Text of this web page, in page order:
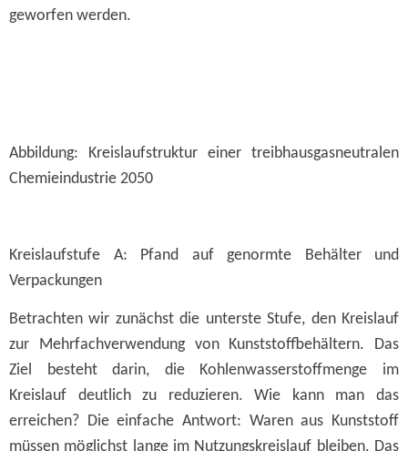
geworfen werden.
Abbildung: Kreislaufstruktur einer treibhausgasneutralen
Chemieindustrie 2050
Kreislaufstufe A: Pfand auf genormte Behälter und
Verpackungen
Betrachten wir zunächst die unterste Stufe, den Kreislauf
zur Mehrfachverwendung von Kunststoffbehältern. Das
Ziel besteht darin, die Kohlenwasserstoffmenge im
Kreislauf deutlich zu reduzieren. Wie kann man das
erreichen? Die einfache Antwort: Waren aus Kunststoff
müssen möglichst lange im Nutzungskreislauf bleiben. Das